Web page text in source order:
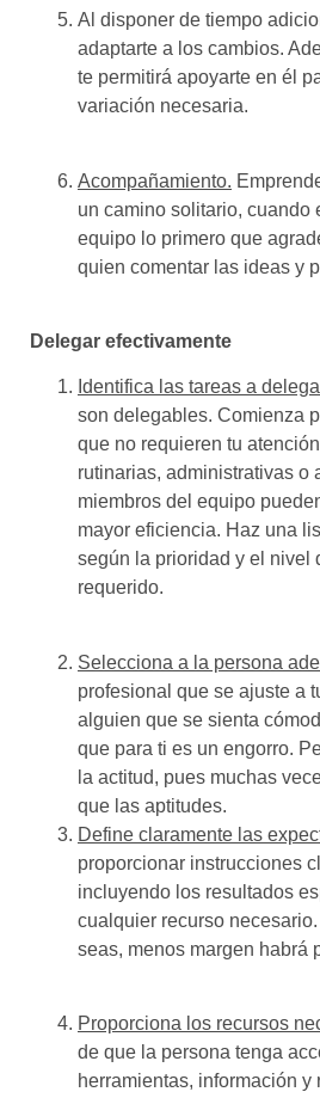
Al disponer de tiempo
adaptarte a los cambios.
te permitirá apoyarte en él
variación necesaria.
Acompañamiento.
un camino solitario, cuando
equipo lo primero que
quien comentar las ideas y
Delegar efectivamente
Identifica las tareas a
son delegables. Comienza
que no requieren tu
rutinarias, administrativas o
miembros del equipo
mayor eficiencia. Haz una
según la prioridad y el nivel
requerido.
Selecciona a la persona
profesional que se ajuste a
alguien que se sienta
que para ti es un engorro.
la actitud, pues muchas
que las aptitudes.
Define claramente las
proporcionar instrucciones
incluyendo los resultados
cualquier recurso
seas, menos margen habrá
Proporciona los recursos
de que la persona tenga
herramientas, información